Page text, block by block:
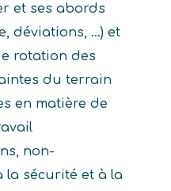
et ses abords
déviations, ...) et
rotation des
du terrain
en matière de
non-
la sécurité et à la